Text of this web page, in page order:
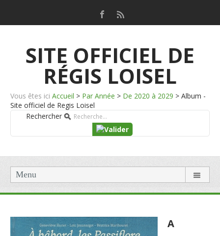
SITE OFFICIEL DE
RÉGIS LOISEL
Vous êtes ici Accueil > Par Année > De 2020 à 2029 > Album -
Site officiel de Regis Loisel
Rechercher
Menu
A